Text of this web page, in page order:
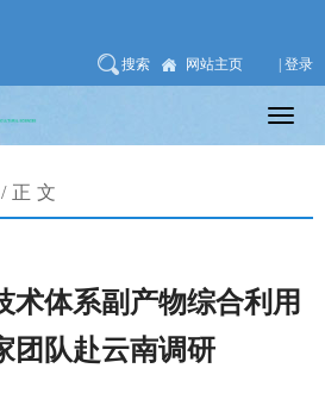
搜索 网站主页 | 登录
/正文
术体系副产物综合利用
团队赴云南调研